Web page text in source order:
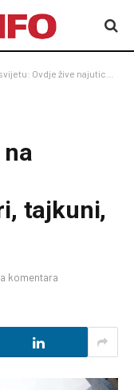
najuticajniji bankari, tajkuni, glumci
tajkuni,
komentara